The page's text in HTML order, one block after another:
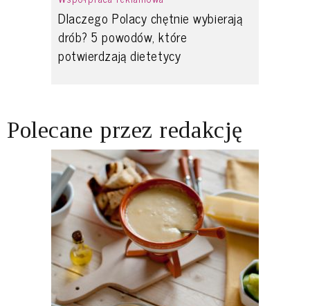
Dlaczego Polacy chętnie wybierają
drób? 5 powodów, które
potwierdzają dietetycy
Polecane przez redakcję